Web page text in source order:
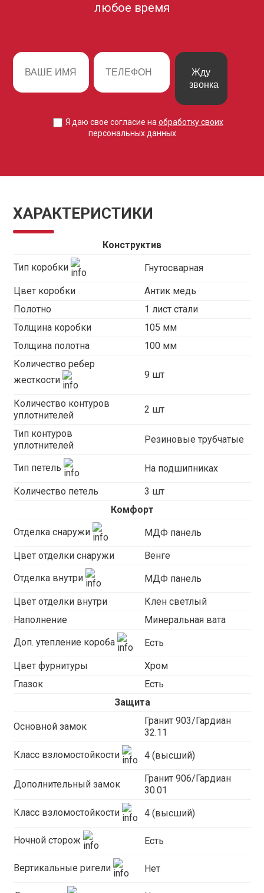
любое время
Жду
звонка
Я даю свое согласие на обработку своих
персональных данных
ХАРАКТЕРИСТИКИ
Конструктив
Тип коробки Гнутосварная
Цвет коробки
Антик медь
Полотно
1 лист стали
Толщина коробки
105 мм
Толщина полотна
100 мм
Количество ребер
жесткости
9 шт
Количество контуров
уплотнителей
2 шт
Тип контуров
уплотнителей
Резиновые трубчатые
Тип петель На подшипниках
Количество петель
3 шт
Комфорт
Отделка снаружи МДФ панель
Цвет отделки снаружи Венге
Отделка внутри МДФ панель
Цвет отделки внутри
Клен светлый
Наполнение
Минеральная вата
Доп. утепление короба Есть
Цвет фурнитуры
Хром
Глазок
Есть
Защита
Основной замок
Гранит 903/Гардиан
32.11
Класс взломостойкости 4 (высший)
Дополнительный замок
Гранит 906/Гардиан
30.01
Класс взломостойкости 4 (высший)
Ночной сторож Есть
Вертикальные ригели Нет